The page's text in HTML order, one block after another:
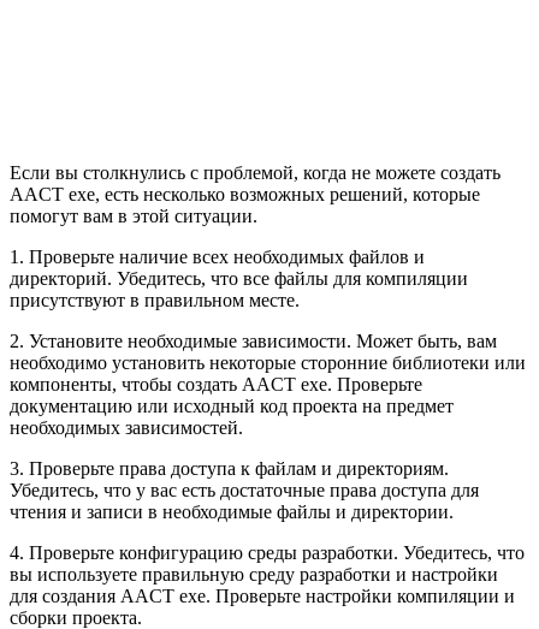
Если вы столкнулись с проблемой, когда не можете создать
AACT exe, есть несколько возможных решений, которые
помогут вам в этой ситуации.
1. Проверьте наличие всех необходимых файлов и
директорий. Убедитесь, что все файлы для компиляции
присутствуют в правильном месте.
2. Установите необходимые зависимости. Может быть, вам
необходимо установить некоторые сторонние библиотеки или
компоненты, чтобы создать AACT exe. Проверьте
документацию или исходный код проекта на предмет
необходимых зависимостей.
3. Проверьте права доступа к файлам и директориям.
Убедитесь, что у вас есть достаточные права доступа для
чтения и записи в необходимые файлы и директории.
4. Проверьте конфигурацию среды разработки. Убедитесь, что
вы используете правильную среду разработки и настройки
для создания AACT exe. Проверьте настройки компиляции и
сборки проекта.